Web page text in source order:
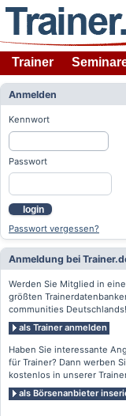
Trainer
Anmelden
Kennwort
Passwort
login
Passwort vergessen?
Anmeldung bei
Werden Sie Mitglied in
größten
communities Deutschlands!
als Trainer anmelden
Haben Sie interessante
für Trainer? Dann werben
kostenlos in unserer
als Börsenanbieter